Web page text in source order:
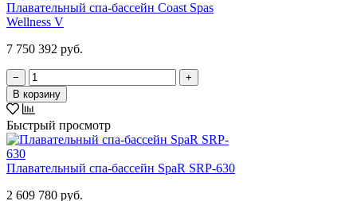
Плавательный спа-бассейн Coast Spas
Wellness V
7 750 392 руб.
−
+
В корзину
Быстрый просмотр
Плавательный спа-бассейн SpaR SRP-630
2 609 780 руб.